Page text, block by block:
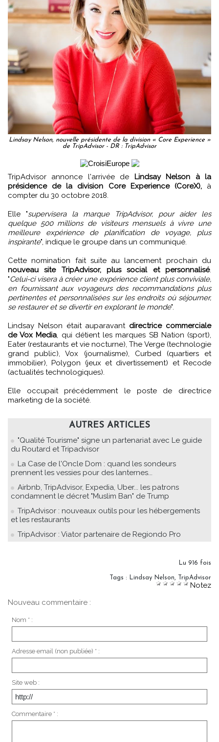
Lindsay Nelson, nouvelle présidente de la division « Core Experience »
de TripAdvisor - DR : TripAdvisor
TripAdvisor annonce l'arrivée de
Lindsay Nelson à la
présidence de la division Core Experience (CoreX),à
compter du 30 octobre 2018.
Elle "supervisera la marque TripAdvisor, pour aider les
quelque 500 millions de visiteurs mensuels à vivre une
meilleure expérience de planification de voyage, plus
inspirante", indique le groupe dans un communiqué.
Cette nomination fait suite au lancement prochain du
nouveau site TripAdvisor, plus social et personnalisé.
"Celui-ci visera à créer une expérience client plus conviviale,
en fournissant aux voyageurs des recommandations plus
pertinentes et personnalisées sur les endroits où séjourner,
se restaurer et se divertir en explorant le monde".
Lindsay Nelson était auparavant directrice commerciale
de Vox Media, qui détient les marques SB Nation (sport),
Eater (restaurants et vie nocturne), The Verge (technologie
grand public), Vox (journalisme), Curbed (quartiers et
immobilier), Polygon (jeux et divertissement) et Recode
(actualités technologiques).
Elle occupait précédemment le poste de directrice
marketing de la société.
AUTRES ARTICLES
"Qualité Tourisme" signe un partenariat avec Le guide
du Routard et Tripadvisor
La Case de l'Oncle Dom : quand les sondeurs
prennent les vessies pour des lanternes...
Airbnb, TripAdvisor, Expedia, Uber... les patrons
condamnent le décret "Muslim Ban" de Trump
TripAdvisor : nouveaux outils pour les hébergements
et les restaurants
TripAdvisor : Viator partenaire de Regiondo Pro
Lu 916 fois
Tags : Lindsay Nelson, TripAdvisor
Notez
Nouveau commentaire :
Nom * :
Adresse email (non publiée) * :
Site web :
Commentaire * :